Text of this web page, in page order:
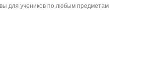
для учеников по любым предметам